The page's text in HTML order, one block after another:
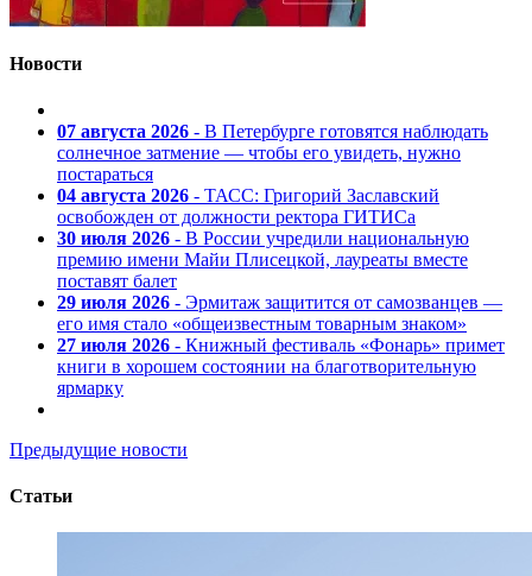
Новости
07 августа 2026 - В Петербурге готовятся наблюдать
солнечное затмение — чтобы его увидеть, нужно
постараться
04 августа 2026 - ТАСС: Григорий Заславский
освобожден от должности ректора ГИТИСа
30 июля 2026 - В России учредили национальную
премию имени Майи Плисецкой, лауреаты вместе
поставят балет
29 июля 2026 - Эрмитаж защитится от самозванцев —
его имя стало «общеизвестным товарным знаком»
27 июля 2026 - Книжный фестиваль «Фонарь» примет
книги в хорошем состоянии на благотворительную
ярмарку
Предыдущие новости
Статьи